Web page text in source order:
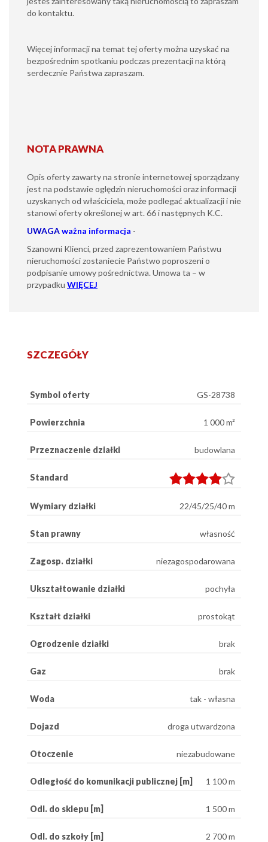
do kontaktu.
Więcej informacji na temat tej oferty można uzyskać na
bezpośrednim spotkaniu podczas prezentacji na którą
serdecznie Państwa zapraszam.
NOTA PRAWNA
Opis oferty zawarty na stronie internetowej sporządzany
jest na podstawie oględzin nieruchomości oraz informacji
uzyskanych od właściciela, może podlegać aktualizacji i nie
stanowi oferty określonej w art. 66 i następnych K.C.
UWAGAważna informacja -
Szanowni Klienci, przed zaprezentowaniem Państwu
nieruchomości zostaniecie Państwo poproszeni o
podpisanie umowy pośrednictwa. Umowa ta – w
przypadku WIĘCEJ
SZCZEGÓŁY
Symbol oferty GS-28738
Powierzchnia 1 000 m²
Przeznaczenie działki budowlana
Standard
Wymiary działki 22/45/25/40 m
Stan prawny własność
Zagosp. działki niezagospodarowana
Ukształtowanie działki pochyła
Kształt działki prostokąt
Ogrodzenie działki brak
Gaz brak
Woda tak - własna
Dojazd droga utwardzona
Otoczenie niezabudowane
Odległość do komunikacji publicznej [m] 1 100 m
Odl. do sklepu [m] 1 500 m
Odl. do szkoły [m] 2 700 m